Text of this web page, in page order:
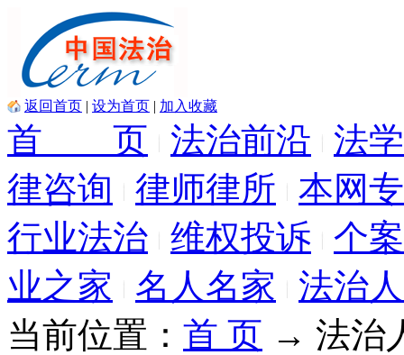
返回首页 | 设为首页 | 加入收藏
首 页 法治前沿
法
律咨询
律师律所
本网
行业法治 维权投诉
个
业之家
名人名家
法治
当前位置： 首 页 → 法治